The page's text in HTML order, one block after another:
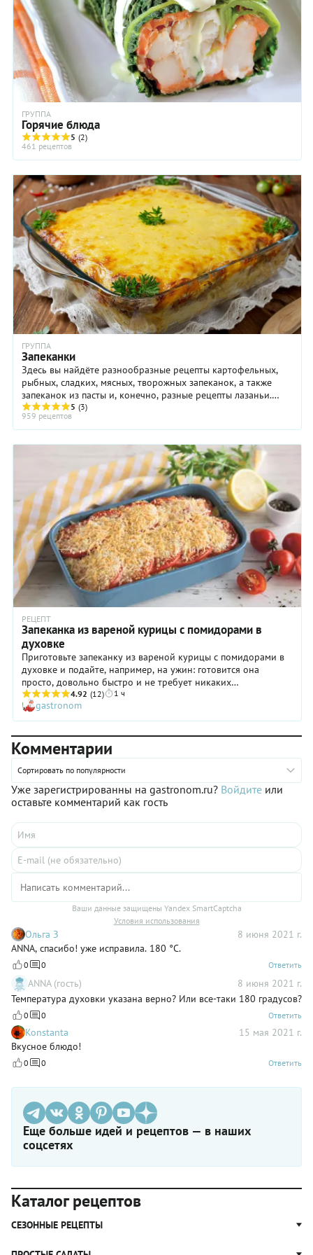
ГРУППА
Горячие блюда
5 (2)
461 рецептов
ГРУППА
Запеканки
Здесь вы найдёте разнообразные рецепты картофельных,
рыбных, сладких, мясных, творожных запеканок, а также
запеканок из пасты и, конечно, разные рецепты лазаньи.
Рецепты запеканок есть в кухнях ...
5 (3)
959 рецептов
РЕЦЕПТ
Запеканка из вареной курицы с помидорами в
духовке
Приготовьте запеканку из вареной курицы с помидорами в
духовке и подайте, например, на ужин: готовится она
просто, довольно быстро и не требует никаких
дорогостоящих ингредиентов. Удобно! А еще такое блюдо
порадует экономных хозяек, ведь из одной тушки курицы
легко можно получить и первое (отличный бульон), и основу
горячего. Да и ваши близкие будут довольны! Запеканка из
вареной курицы с помидорами, приготовленная в духовке,
получается нежной, вкусной и как-то по-особенному
ассоциируется с домашним уютом и теплом.
4.92 (12) 1 ч
gastronom
Комментарии
Сортировать по популярности
Уже зарегистрированны на gastronom.ru? Войдите или
оставьте комментарий как гость
Ваши данные защищены Yandex SmartCaptcha
Условия использования
Ольга З
8 июня 2021 г.
ANNA, спасибо! уже исправила. 180 °С.
0 0 Ответить
ANNA (гость)
8 июня 2021 г.
Температура духовки указана верно? Или все-таки 180 градусов?
0 0 Ответить
Konstanta
15 мая 2021 г.
Вкусное блюдо!
0 0 Ответить
Еще больше идей и рецептов — в наших
соцсетях
Каталог рецептов
СЕЗОННЫЕ РЕЦЕПТЫ
Рецепты из капусты